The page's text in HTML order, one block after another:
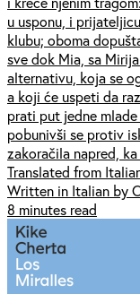
u usponu, i
klubu; oboma
sve dok Mia, sa
alternativu, koja se
a koji će uspeti da
prati put jedne
pobunivši se protiv
zakoračila napred,
Translated from
Written in Italian by
8 minutes read